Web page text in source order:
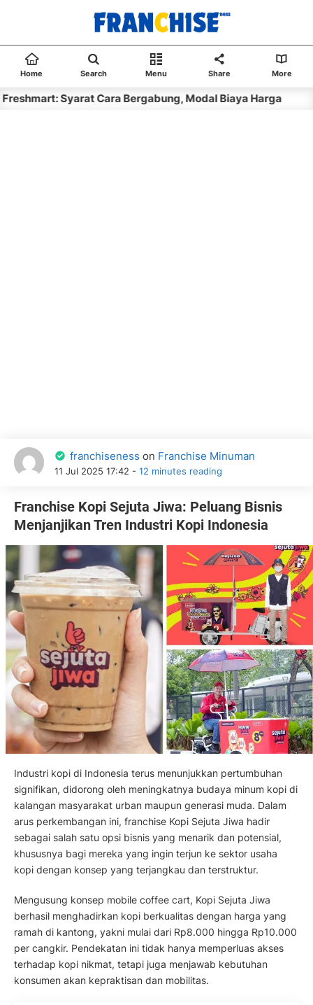
Home Search Menu Share More
Syarat Cara Bergabung, Modal Biaya Harga 8 month
franchiseness on Franchise Minuman
11 Jul 2025 17:42 - 12 minutes reading
Franchise Kopi Sejuta Jiwa: Peluang Bisnis
Menjanjikan Tren Industri Kopi Indonesia
Industri kopi di Indonesia terus menunjukkan pertumbuhan
signifikan, didorong oleh meningkatnya budaya minum kopi di
kalangan masyarakat urban maupun generasi muda. Dalam
arus perkembangan ini, franchise Kopi Sejuta Jiwa hadir
sebagai salah satu opsi bisnis yang menarik dan potensial,
khususnya bagi mereka yang ingin terjun ke sektor usaha
kopi dengan konsep yang terjangkau dan terstruktur.
Mengusung konsep mobile coffee cart, Kopi Sejuta Jiwa
berhasil menghadirkan kopi berkualitas dengan harga yang
ramah di kantong, yakni mulai dari Rp8.000 hingga Rp10.000
per cangkir. Pendekatan ini tidak hanya memperluas akses
terhadap kopi nikmat, tetapi juga menjawab kebutuhan
konsumen akan kepraktisan dan mobilitas.